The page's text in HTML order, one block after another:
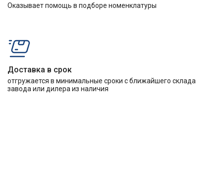
Оказывает помощь в подборе номенклатуры
Доставка в срок
отгружается в минимальные сроки с ближайшего склада
завода или дилера из наличия